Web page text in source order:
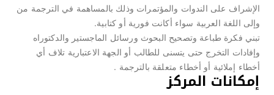
الإشراف على الندوات والمؤتمرات وذلك بالمساهمة في الترجمة من
وإلى اللغة العربية سواء أكانت فورية أو كتابية.
تبني فكرة طباعة وتصحيح البحوث ورسائل الماجستير والدكتوراه
وإفادات التخرج حتى يتسنى للطالب أو الجهة الاعتبارية تلاف أي
أخطاء إملائية أو أخطاء متعلقة بالترجمة .
إمكانات المركز